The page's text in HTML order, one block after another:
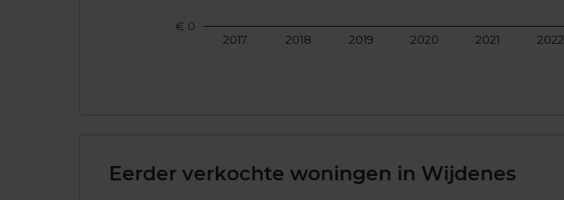
2017 2018 2019 2020 2021 2022
€ 0
Eerder verkochte woningen in Wijdenes